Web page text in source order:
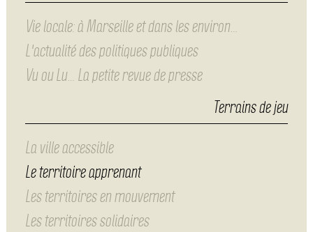
Vie locale: à Marseille et dans les environ…
L'actualité des politiques publiques
Vu ou Lu… La petite revue de presse
Terrains de jeu
La ville accessible
Le territoire apprenant
Les territoires en mouvement
Les territoires solidaires